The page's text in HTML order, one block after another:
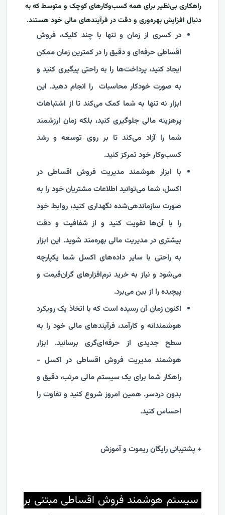
راهکاری بی‌نظیر برای همه کسب‌وکارهای کوچک و متوسط که به
دنبال افزایش بهره‌وری و دقت در فرآیندهای مالی خود هستند.
در کسری از زمان و تنها با چند کلیک، فروش
اقساطی حرفه‌ای و دقیق را در کمترین زمان ممکن
ایجاد کنید، پرداخت‌ها را به راحتی پیگیری کنید و
به صورت خودکار محاسبات را انجام دهید. این
ابزار نه تنها به شما کمک می‌کند تا از اشتباهات
پرهزینه مالی جلوگیری کنید، بلکه زمان ارزشمند
شما را آزاد می‌کند تا بر روی توسعه و رشد
کسب‌وکار خود تمرکز کنید.
با ابزار هوشمند مدیریت فروش اقساطی در
اکسل، شما می‌توانید اطلاعات مشتریان خود را به
صورت سازماندهی‌شده نگهداری کنید، روابط خود
را با آن‌ها تقویت کنید و از شفافیت و دقت
بیشتری در مدیریت مالی بهره‌مند شوید. این ابزار
به راحتی با سایر داده‌های اکسل شما یکپارچه
می‌شود و نیاز به خرید نرم‌افزارهای گران‌قیمت و
پیچیده را از بین می‌برد.
اکنون زمان آن رسیده است که با اتخاذ یک رویکرد
هوشمندانه و کارآمد، فرآیندهای مالی خود را به
سطح جدیدی از حرفه‌ای‌گری برسانید. ابزار
هوشمند مدیریت فروش اقساطی در اکسل -
راهکار شما برای یک سیستم مالی مرتب، دقیق و
بدون دردسر. همین امروز شروع کنید و تفاوت را
احساس کنید.
+ پشتیبانی رایگان ریموت و آموزش
سیستم هوشمند فروش اقساطی مبتنی بر